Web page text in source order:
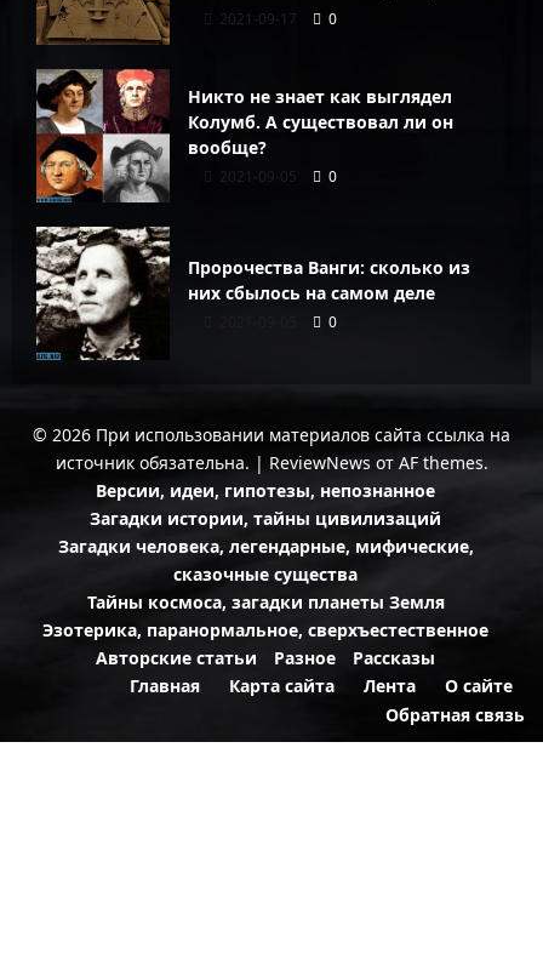
2021-09-17 0
Никто не знает как выглядел
Колумб. А существовал ли он
вообще?
2021-09-05 0
Пророчества Ванги: сколько из
них сбылось на самом деле
0
© 2026 При использовании материалов сайта ссылка на
источник обязательна. | ReviewNews от AF themes.
Версии, идеи, гипотезы, непознанное
Загадки истории, тайны цивилизаций
Загадки человека, легендарные, мифические,
сказочные существа
Тайны космоса, загадки планеты Земля
Эзотерика, паранормальное, сверхъестественное
Авторские статьи
Разное
Рассказы
Главная
Карта сайта Лента
О сайте
Обратная связь